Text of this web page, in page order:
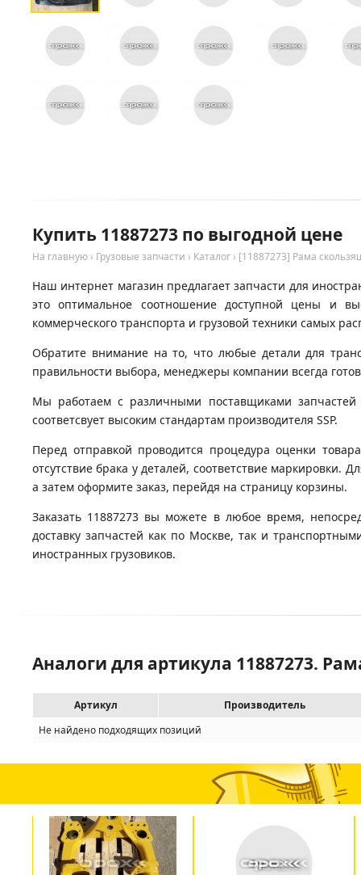
Купить 11887273 по выгодной цене
На главную › Грузовые запчасти › Каталог › [11887273] Рама
Наш интернет магазин предлагает запчасти для
это оптимальное соотношение доступной цены и
коммерческого транспорта и грузовой техники самых
Обратите внимание на то, что любые детали для
правильности выбора, менеджеры компании всегда
Мы работаем с различными поставщиками запчастей
соответсвует высоким стандартам производителя SSP.
Перед отправкой проводится процедура оценки
отсутствие брака у деталей, соответствие маркировки.
а затем оформите заказ, перейдя на страницу корзины.
Заказать 11887273 вы можете в любое время,
доставку запчастей как по Москве, так и
иностранных грузовиков.
Аналоги для артикула 11887273.
Артикул
Производитель
Не найдено подходящих позиций